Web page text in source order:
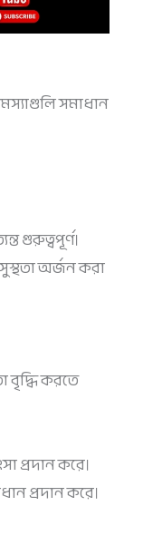
সমাধান
গুরুত্বপূর্ণ।
অর্জন করা
বৃদ্ধি করতে
প্রদান করে।
প্রদান করে।